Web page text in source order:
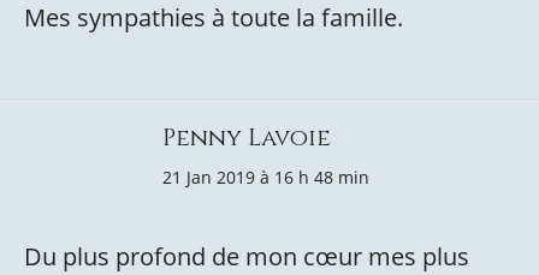
Mes sympathies à toute la famille.
Penny Lavoie
21 Jan 2019 à 16 h 48 min
Du plus profond de mon cœur mes plus